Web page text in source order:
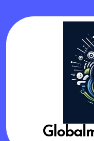
content